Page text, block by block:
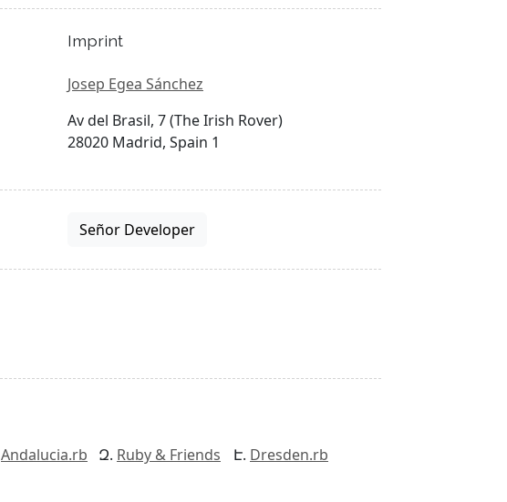
Imprint
Josep Egea Sánchez
Av del Brasil, 7 (The Irish Rover)
28020 Madrid, Spain 1
Señor Developer
Andalucia.rb Ruby & Friends
Dresden.rb